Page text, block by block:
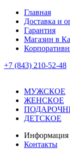
Главная
Доставка и
Гарантия
Магазин в
+7 (843) 210-52-48
МУЖСКОЕ
ЖЕНСКОЕ
ДЕТСКОЕ
Информация
Контакты